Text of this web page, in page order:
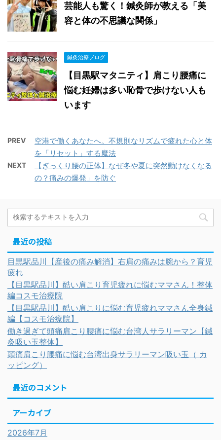
芸能人も驚く！鍼灸師が教える「美
容と体の不思議な関係」
鍼灸治療ブログ
【目黒駅マタニティ】肩こり腰痛に
悩む妊婦は多い恥骨で歩けない人も
います
PREV
空港で働くあなたへ。不規則なリズムで疲れた心と体
を「リセット」する魔法
NEXT
【ぎっくり腰の正体】なぜ冬や夏に突然動けなくなる
の？痛みの爆発」を防ぐ
最近の投稿
目黒駅品川【産後の痛み解消】右肩の痛みは腕から？育児
疲れ
【目黒駅品川】酷い肩こり育児疲れに悩むママさん！整体
編コスモ治療院
【目黒駅品川】酷い肩こりに悩む育児疲れママさん全身鍼
編【コスモ治療院】
働き過ぎて頭痛肩こり腰痛に悩む台湾人サラリーマン【鍼
灸吸い玉整体】
頭痛肩こり腰痛に悩む台湾出身サラリーマン吸い玉（ カ
ッピング）
最近のコメント
アーカイブ
2026年7月